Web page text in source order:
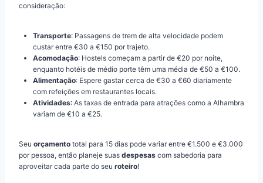
consideração:
Transporte: Passagens de trem de alta velocidade podem
custar entre €30 a €150 por trajeto.
Acomodação: Hostels começam a partir de €20 por noite,
enquanto hotéis de médio porte têm uma média de €50 a €100.
Alimentação: Espere gastar cerca de €30 a €60 diariamente
com refeições em restaurantes locais.
Atividades: As taxas de entrada para atrações como a Alhambra
variam de €10 a €25.
Seu orçamento total para 15 dias pode variar entre €1.500 e €3.000
por pessoa, então planeje suas despesas com sabedoria para
aproveitar cada parte do seu roteiro!